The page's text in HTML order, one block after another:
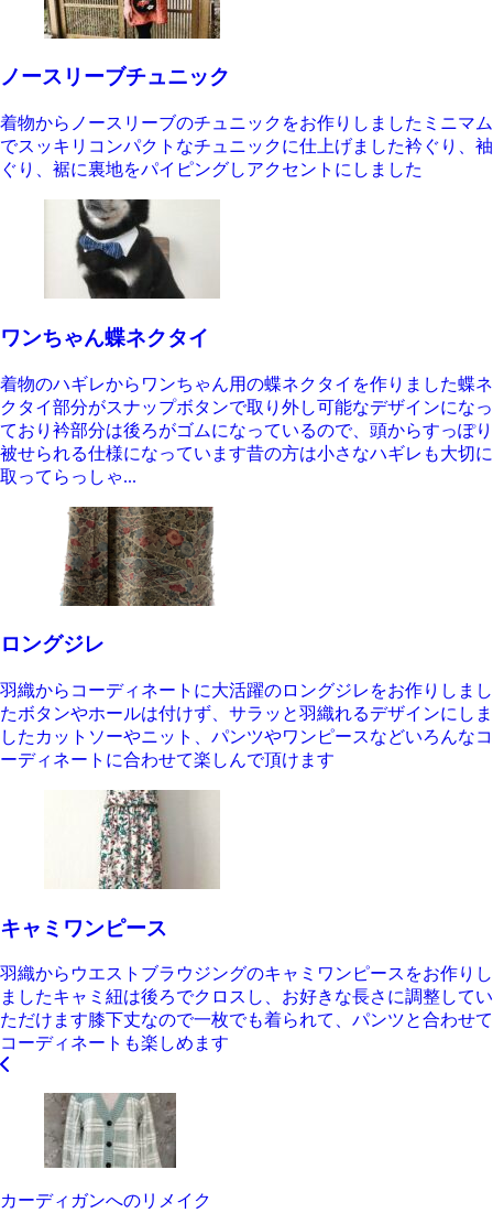
ノースリーブチュニック
着物からノースリーブのチュニックをお作りしましたミニマム
でスッキリコンパクトなチュニックに仕上げました衿ぐり、袖
ぐり、裾に裏地をパイピングしアクセントにしました
ワンちゃん蝶ネクタイ
着物のハギレからワンちゃん用の蝶ネクタイを作りました蝶ネ
クタイ部分がスナップボタンで取り外し可能なデザインになっ
ており衿部分は後ろがゴムになっているので、頭からすっぽり
被せられる仕様になっています昔の方は小さなハギレも大切に
取ってらっしゃ...
ロングジレ
羽織からコーディネートに大活躍のロングジレをお作りしまし
たボタンやホールは付けず、サラッと羽織れるデザインにしま
したカットソーやニット、パンツやワンピースなどいろんなコ
ーディネートに合わせて楽しんで頂けます
キャミワンピース
羽織からウエストブラウジングのキャミワンピースをお作りし
ましたキャミ紐は後ろでクロスし、お好きな長さに調整してい
ただけます膝下丈なので一枚でも着られて、パンツと合わせて
コーディネートも楽しめます
カーディガンへのリメイク